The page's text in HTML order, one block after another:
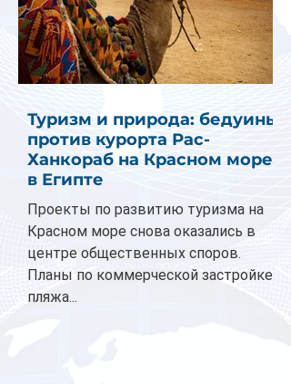
Туризм и природа: бедуины
против курорта Рас-
Ханкораб на Красном море
в Египте
Проекты по развитию туризма на
Красном море снова оказались в
центре общественных споров.
Планы по коммерческой застройке
пляжа...